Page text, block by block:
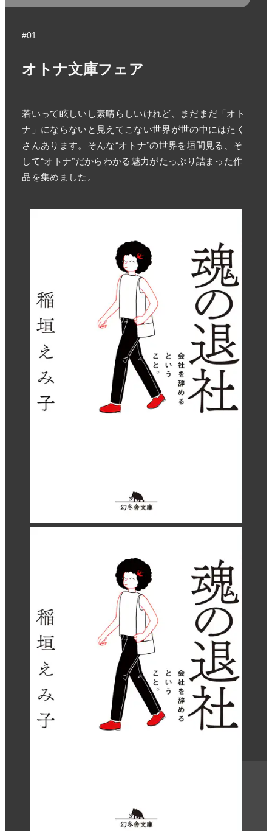
#01
オトナ文庫フェア
若いって眩しいし素晴らしいけれど、まだまだ「オト
ナ」にならないと見えてこない世界が世の中にはたく
さんあります。そんな“オトナ”の世界を垣間見る、そ
して“オトナ”だからわかる魅力がたっぷり詰まった作
品を集めました。